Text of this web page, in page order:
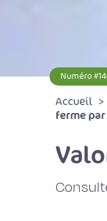
Numéro
Accueil
ferme